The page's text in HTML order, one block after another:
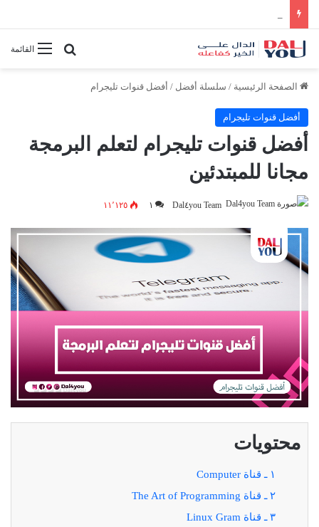
القائمةبحث عن
الصفحة الرئيسية / سلسلة أفضل / أفضل قنوات تليجرام
أفضل قنوات تليجرام
أفضل قنوات تليجرام لتعلم البرمجة
مجانا للمبتدئين
Dal٤you Team ١ ١١٬١٢٥
محتويات
١ ـ قناة Computer
٢ ـ قناة The Art of Programming
٣ ـ قناة Linux Gram